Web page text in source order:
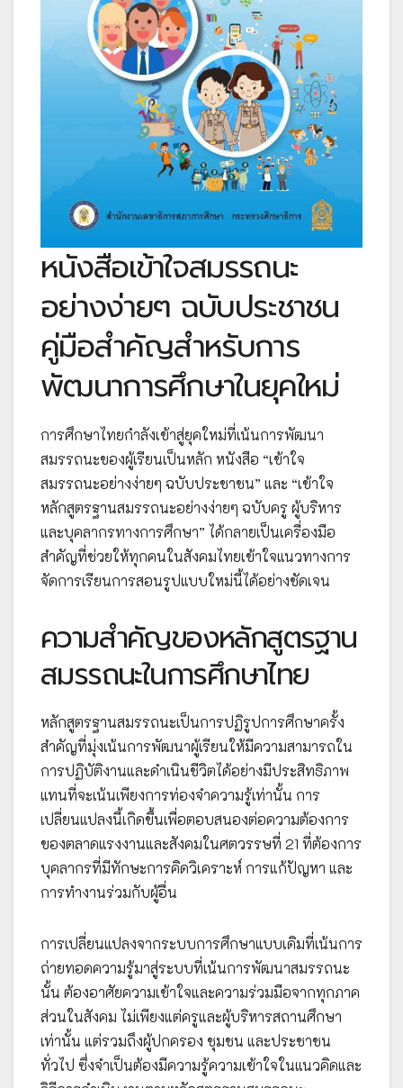
หนังสือเข้าใจสมรรถนะ
อย่างง่ายๆ ฉบับประชาชน
คู่มือสำคัญสำหรับการ
พัฒนาการศึกษาในยุคใหม่
การศึกษาไทยกำลังเข้าสู่ยุคใหม่ที่เน้นการพัฒนา
สมรรถนะของผู้เรียนเป็นหลัก หนังสือ “เข้าใจ
สมรรถนะอย่างง่ายๆ ฉบับประชาชน” และ “เข้าใจ
หลักสูตรฐานสมรรถนะอย่างง่ายๆ ฉบับครู ผู้บริหาร
และบุคลากรทางการศึกษา” ได้กลายเป็นเครื่องมือ
สำคัญที่ช่วยให้ทุกคนในสังคมไทยเข้าใจแนวทางการ
จัดการเรียนการสอนรูปแบบใหม่นี้ได้อย่างชัดเจน
ความสำคัญของหลักสูตรฐาน
สมรรถนะในการศึกษาไทย
หลักสูตรฐานสมรรถนะเป็นการปฏิรูปการศึกษาครั้ง
สำคัญที่มุ่งเน้นการพัฒนาผู้เรียนให้มีความสามารถใน
การปฏิบัติงานและดำเนินชีวิตได้อย่างมีประสิทธิภาพ
แทนที่จะเน้นเพียงการท่องจำความรู้เท่านั้น การ
เปลี่ยนแปลงนี้เกิดขึ้นเพื่อตอบสนองต่อความต้องการ
ของตลาดแรงงานและสังคมในศตวรรษที่ 21 ที่ต้องการ
บุคลากรที่มีทักษะการคิดวิเคราะห์ การแก้ปัญหา และ
การทำงานร่วมกับผู้อื่น
การเปลี่ยนแปลงจากระบบการศึกษาแบบเดิมที่เน้นการ
ถ่ายทอดความรู้มาสู่ระบบที่เน้นการพัฒนาสมรรถนะ
นั้น ต้องอาศัยความเข้าใจและความร่วมมือจากทุกภาค
ส่วนในสังคม ไม่เพียงแต่ครูและผู้บริหารสถานศึกษา
เท่านั้น แต่รวมถึงผู้ปกครอง ชุมชน และประชาชน
ทั่วไป ซึ่งจำเป็นต้องมีความรู้ความเข้าใจในแนวคิดและ